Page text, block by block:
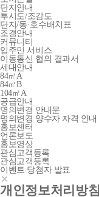
단지안내
투시도/조감도
단지/동·호수배치표
조경안내
커뮤니티
입주민 서비스
이동통신 협의 결과서
세대안내
84㎡A
84㎡B
104㎡A
공급안내
명의변경 안내문
명의변경 양수자 자격 안내
홍보센터
언론보도
홍보영상
관심고객등록
관심고객등록
이벤트 당첨자 발표
개인정보처리방침